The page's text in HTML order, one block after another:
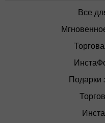
Все
Подарки